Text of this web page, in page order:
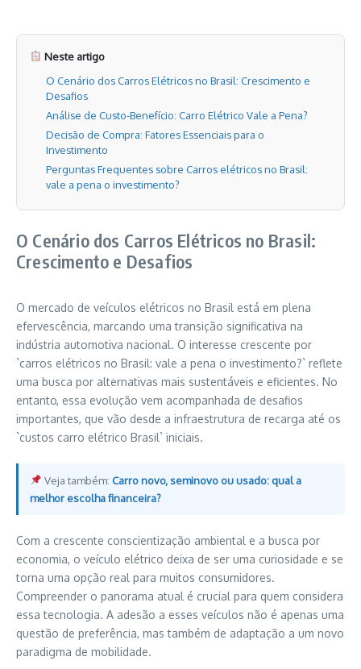
Neste artigo
O Cenário dos Carros Elétricos no Brasil: Crescimento e
Desafios
Análise de Custo-Benefício: Carro Elétrico Vale a Pena?
Decisão de Compra: Fatores Essenciais para o
Investimento
Perguntas Frequentes sobre Carros elétricos no Brasil:
vale a pena o investimento?
O Cenário dos Carros Elétricos no Brasil:
Crescimento e Desafios
O mercado de veículos elétricos no Brasil está em plena
efervescência, marcando uma transição significativa na
indústria automotiva nacional. O interesse crescente por
`carros elétricos no Brasil: vale a pena o investimento?` reflete
uma busca por alternativas mais sustentáveis e eficientes. No
entanto, essa evolução vem acompanhada de desafios
importantes, que vão desde a infraestrutura de recarga até os
`custos carro elétrico Brasil` iniciais.
Veja também:Carro novo, seminovo ou usado: qual a
melhor escolha financeira?
Com a crescente conscientização ambiental e a busca por
economia, o veículo elétrico deixa de ser uma curiosidade e se
torna uma opção real para muitos consumidores.
Compreender o panorama atual é crucial para quem considera
essa tecnologia. A adesão a esses veículos não é apenas uma
questão de preferência, mas também de adaptação a um novo
paradigma de mobilidade.